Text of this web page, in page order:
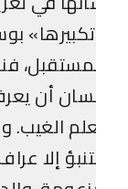
أن يعرف
الغيب. ولا
إلا عراف